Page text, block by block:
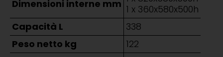
Dimensioni interne mm 1 x 360x580x500h
Capacità L
338
Peso netto kg
122